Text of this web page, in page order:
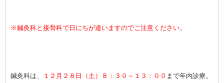
※鍼灸科と接骨科で日にちが違いますのでご注意ください。
鍼灸科は、 １２月２８日（土）８：３０～１３：００ まで年内診療。